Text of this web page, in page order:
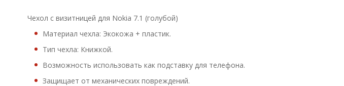
Чехол с визитницей для Nokia 7.1 (голубой)
Материал чехла: Экокожа + пластик.
Тип чехла: Книжкой.
Возможность использовать как подставку для телефона.
Защищает от механических повреждений.